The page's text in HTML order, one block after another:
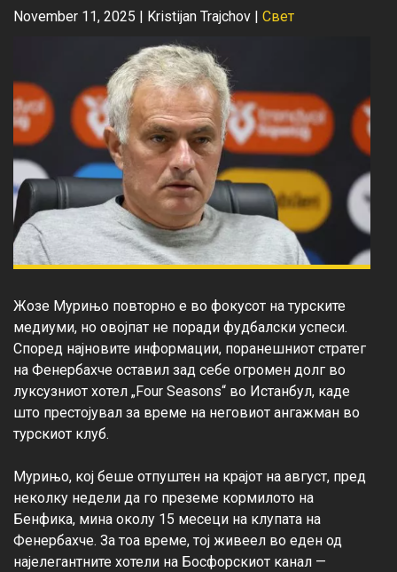
November 11, 2025 | Kristijan Trajchov | Свет
Жозе Мурињо повторно е во фокусот на турските
медиуми, но овојпат не поради фудбалски успеси.
Според најновите информации, поранешниот стратег
на Фенербахче оставил зад себе огромен долг во
луксузниот хотел „Four Seasons“ во Истанбул, каде
што престојувал за време на неговиот ангажман во
турскиот клуб.
Мурињо, кој беше отпуштен на крајот на август, пред
неколку недели да го преземе кормилото на
Бенфика, мина околу 15 месеци на клупата на
Фенербахче. За тоа време, тој живеел во еден од
најелегантните хотели на Босфорскиот канал —